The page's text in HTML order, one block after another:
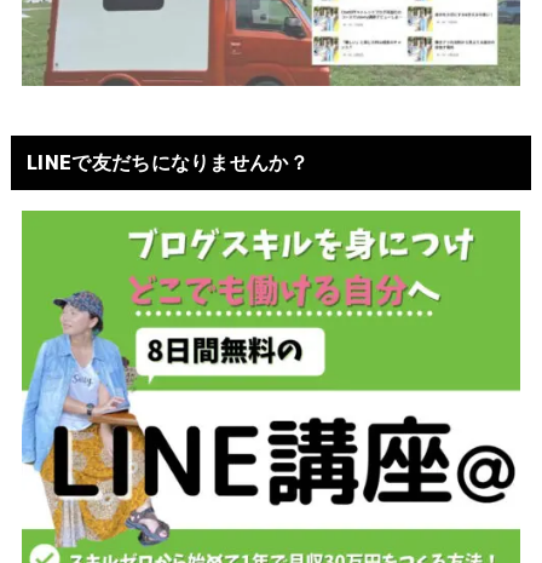
LINEで友だちになりませんか？